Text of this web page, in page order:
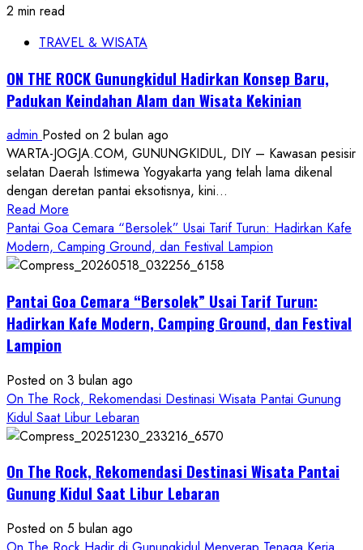
2 min read
TRAVEL & WISATA
ON THE ROCK Gunungkidul Hadirkan Konsep Baru,
Padukan Keindahan Alam dan Wisata Kekinian
admin Posted on 2 bulan ago
WARTA-JOGJA.COM, GUNUNGKIDUL, DIY – Kawasan pesisir
selatan Daerah Istimewa Yogyakarta yang telah lama dikenal
dengan deretan pantai eksotisnya, kini...
Read More
more
about
ON
ROCK
Gunungkidul
Baru,
Padukan
Keindahan
Alam
Wisata
Kekinian
Pantai Goa Cemara “Bersolek” Usai Tarif Turun: Hadirkan Kafe
Modern, Camping Ground, dan Festival Lampion
Pantai Goa Cemara “Bersolek” Usai Tarif Turun:
Hadirkan Kafe Modern, Camping Ground, dan Festival
Lampion
Posted on 3 bulan ago
On The Rock, Rekomendasi Destinasi Wisata Pantai Gunung
Kidul Saat Libur Lebaran
On The Rock, Rekomendasi Destinasi Wisata Pantai
Gunung Kidul Saat Libur Lebaran
Posted on 5 bulan ago